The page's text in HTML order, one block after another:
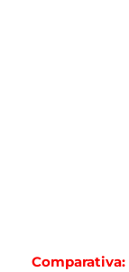
Comparativa: